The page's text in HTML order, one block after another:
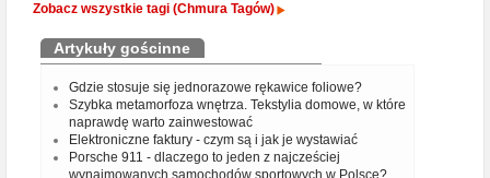
Zobacz wszystkie tagi (Chmura Tagów)
Artykuły gościnne
Gdzie stosuje się jednorazowe rękawice foliowe?
Szybka metamorfoza wnętrza. Tekstylia domowe, w które
naprawdę warto zainwestować
Elektroniczne faktury - czym są i jak je wystawiać
Porsche 911 - dlaczego to jeden z najcześciej
wynajmowanych samochodów sportowych w Polsce?